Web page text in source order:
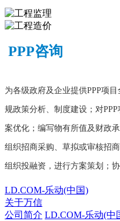
PPP咨询
为各级政府及企业提供PPP项
规政策分析、制度建设；对
案优化；编写物有所值及财政
组织招商采购、草拟或审核招
组织投融资，进行方案策划；
LD.COM-乐动(中国)
关于万信
公司简介 LD.COM-乐动(中